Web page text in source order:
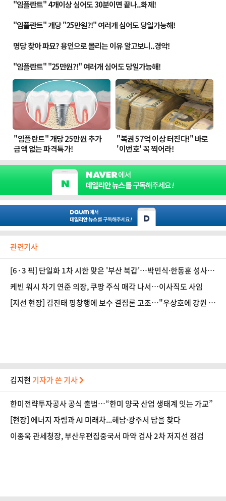
관련기사
[6·3 픽] 단일화 1차 시한 맞은 '부산 북갑'…박민식·한동훈 성사
가능성은
케빈 워시 차기 연준 의장, 쿠팡 주식 매각 나서…이사직도 사임
[지선 현장] 김진태 평창행에 보수 결집론 고조…"우상호에 강원 뺏
김지현 기자가 쓴 기사
한미전략투자공사 공식 출범…“한미 양국 산업 생태계 잇는 가교”
[현장] 에너지 자립과 AI 미래차...해남·광주서 답을 찾다
이종욱 관세청장, 부산우편집중국서 마약 검사 2차 저지선 점검